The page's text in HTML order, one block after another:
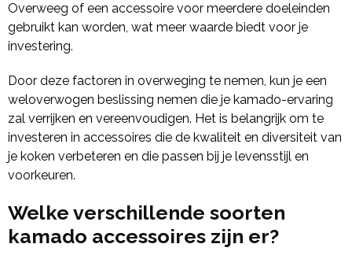
Overweeg of een accessoire voor meerdere doeleinden
gebruikt kan worden, wat meer waarde biedt voor je
investering.
Door deze factoren in overweging te nemen, kun je een
weloverwogen beslissing nemen die je kamado-ervaring
zal verrijken en vereenvoudigen. Het is belangrijk om te
investeren in accessoires die de kwaliteit en diversiteit van
je koken verbeteren en die passen bij je levensstijl en
voorkeuren.
Welke verschillende soorten
kamado accessoires zijn er?